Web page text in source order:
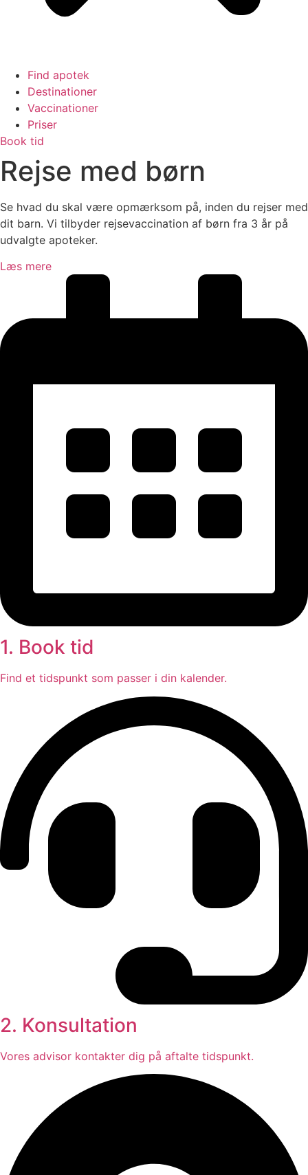
Find apotek
Destinationer
Vaccinationer
Priser
Book tid
Rejse med børn
Se hvad du skal være opmærksom på, inden du rejser med
dit barn. Vi tilbyder rejsevaccination af børn fra 3 år på
udvalgte apoteker.
Læs mere
1. Book tid
Find et tidspunkt som passer i din kalender.
2. Konsultation
Vores advisor kontakter dig på aftalte tidspunkt.